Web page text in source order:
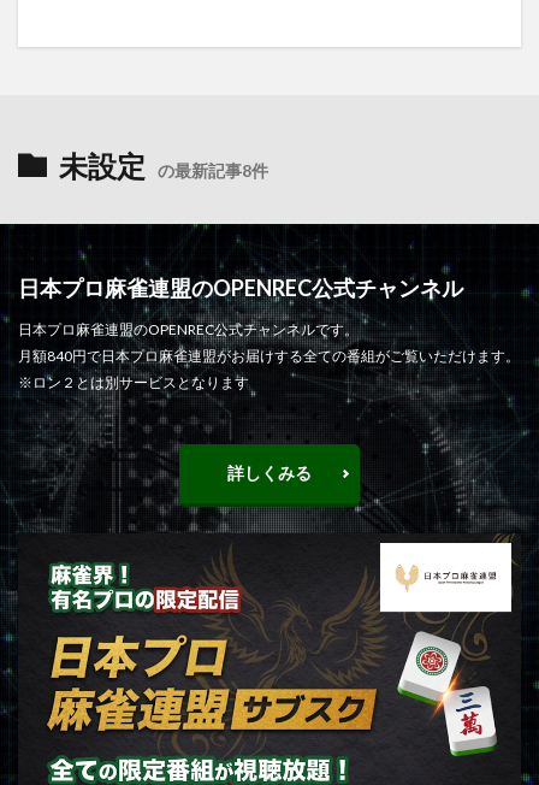
未設定 の最新記事8件
日本プロ麻雀連盟のOPENREC公式チャンネル
日本プロ麻雀連盟のOPENREC公式チャンネルです。
月額840円で日本プロ麻雀連盟がお届けする全ての番組がご覧いただけます。
※ロン２とは別サービスとなります
詳しくみる